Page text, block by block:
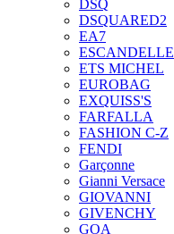
DSQ
DSQUARED2
EA7
ESCANDELLE
ETS MICHEL
EUROBAG
EXQUISS'S
FARFALLA
FASHION C-Z
FENDI
Garçonne
Gianni Versace
GIOVANNI
GIVENCHY
GOA